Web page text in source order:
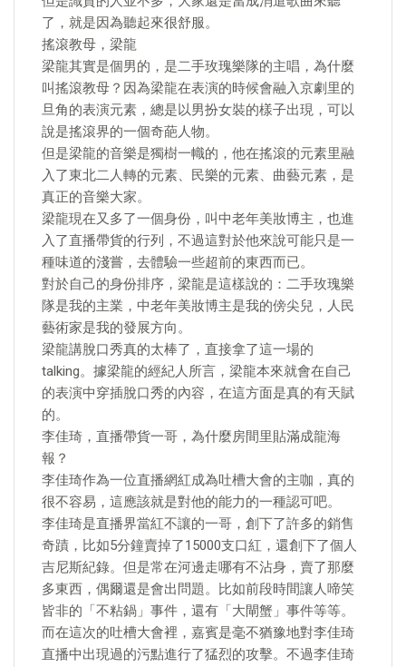
了，就是因為聽起來很舒服。
搖滾教母，梁龍
梁龍其實是個男的，是二手玫瑰樂隊的主唱，為什麼
叫搖滾教母？因為梁龍在表演的時候會融入京劇里的
旦角的表演元素，總是以男扮女裝的樣子出現，可以
說是搖滾界的一個奇葩人物。
但是梁龍的音樂是獨樹一幟的，他在搖滾的元素里融
入了東北二人轉的元素、民樂的元素、曲藝元素，是
真正的音樂大家。
梁龍現在又多了一個身份，叫中老年美妝博主，也進
入了直播帶貨的行列，不過這對於他來說可能只是一
種味道的淺嘗，去體驗一些超前的東西而已。
對於自己的身份排序，梁龍是這樣說的：二手玫瑰樂
隊是我的主業，中老年美妝博主是我的傍尖兒，人民
藝術家是我的發展方向​。
梁龍講脫口秀真的太棒了，直接拿了這一場的
talking。據梁龍的經紀人所言，梁龍本來就會在自己
的表演中穿插脫口秀的內容，在這方面是真的有天賦
的。
李佳琦，直播帶貨一哥，為什麼房間里貼滿成龍海
報？
李佳琦作為一位直播網紅成為吐槽大會的主咖，真的
很不容易，這應該就是對他的能力的一種認可吧。
李佳琦是直播界當紅不讓的一哥，創下了許多的銷售
奇蹟，比如5分鐘賣掉了15000支口紅，還創下了個人
吉尼斯紀錄。但是常在河邊走哪有不沾身，賣了那麼
多東西，偶爾還是會出問題。比如前段時間讓人啼笑
皆非的「不粘鍋」事件，還有「大閘蟹」事件等等。
而在這次的吐槽大會裡，嘉賓是毫不猶豫地對李佳琦
直播中出現過的污點進行了猛烈的攻擊。不過李佳琦